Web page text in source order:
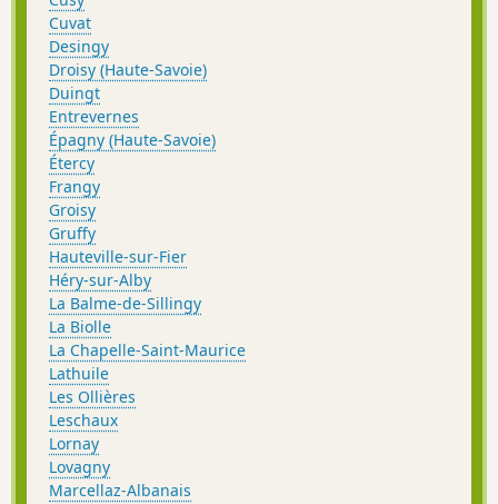
Cuvat
Desingy
Droisy (Haute-Savoie)
Duingt
Entrevernes
Épagny (Haute-Savoie)
Étercy
Frangy
Groisy
Gruffy
Hauteville-sur-Fier
Héry-sur-Alby
La Balme-de-Sillingy
La Biolle
La Chapelle-Saint-Maurice
Lathuile
Les Ollières
Leschaux
Lornay
Lovagny
Marcellaz-Albanais